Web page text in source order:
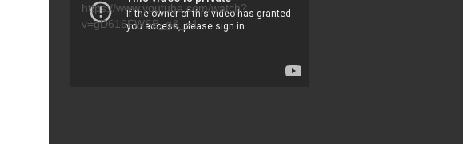
https://www.youtube.com/watch?
v=gD616FWSB_g&_=1